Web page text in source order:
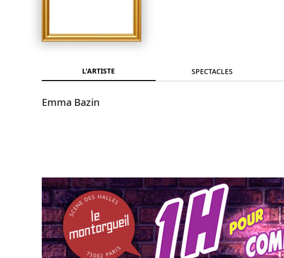
L'ARTISTE SPECTACLES
Emma Bazin